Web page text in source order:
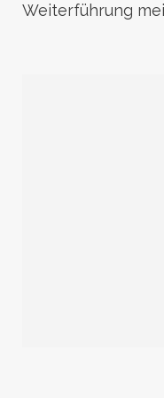
Weiterführung